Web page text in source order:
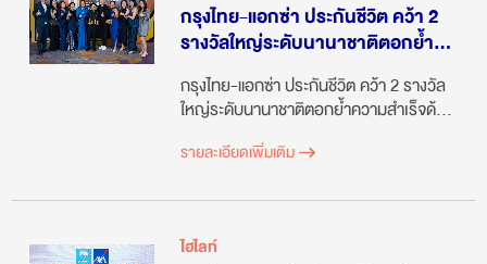
กรุงไทย-แอกซ่า ประกันชีวิต คว้า 2
รางวัลใหญ่ระดับนานาชาติตอกย้ำ
ความสำเร็จด้านทรัพยากรบุคคล
จาก HR Excellence Awards
กรุงไทย-แอกซ่า ประกันชีวิต คว้า 2 รางวัล
ใหญ่ระดับนานาชาติตอกย้ำความสำเร็จด้าน
Awards
รายละเอียดเพิ่มเติม
ไฮไลท์